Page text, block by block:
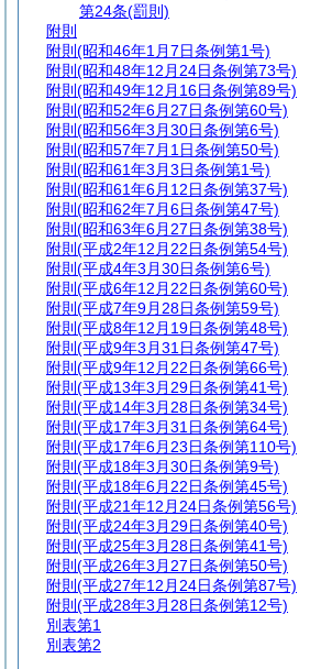
第24条(罰則)
附則
附則 (昭和46年1月7日条例第1号)
附則 (昭和48年12月24日条例第73号)
附則 (昭和49年12月16日条例第89号)
附則 (昭和52年6月27日条例第60号)
附則 (昭和56年3月30日条例第6号)
附則 (昭和57年7月1日条例第50号)
附則 (昭和61年3月3日条例第1号)
附則 (昭和61年6月12日条例第37号)
附則 (昭和62年7月6日条例第47号)
附則 (昭和63年6月27日条例第38号)
附則 (平成2年12月22日条例第54号)
附則 (平成4年3月30日条例第6号)
附則 (平成6年12月22日条例第60号)
附則 (平成7年9月28日条例第59号)
附則 (平成8年12月19日条例第48号)
附則 (平成9年3月31日条例第47号)
附則 (平成9年12月22日条例第66号)
附則 (平成13年3月29日条例第41号)
附則 (平成14年3月28日条例第34号)
附則 (平成17年3月31日条例第64号)
附則 (平成17年6月23日条例第110号)
附則 (平成18年3月30日条例第9号)
附則 (平成18年6月22日条例第45号)
附則 (平成21年12月24日条例第56号)
附則 (平成24年3月29日条例第40号)
附則 (平成25年3月28日条例第41号)
附則 (平成26年3月27日条例第50号)
附則 (平成27年12月24日条例第87号)
附則 (平成28年3月28日条例第12号)
別表第1
別表第2